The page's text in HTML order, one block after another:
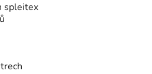
spleitex